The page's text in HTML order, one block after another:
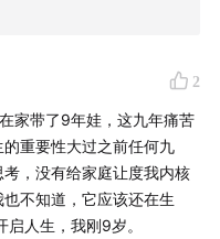
和社会的成熟
生导师，只有自己可
现代是什么样子
意义
上悲剧叙事的常见套路，更
似乎在越来越频繁地回看。
的岁月。
是梦。
不同时空的青年人会把精
需要守住的是人类的情绪。
本“，是对抗当下极端理性
2
家带了9年娃，这九年痛苦
重要性大过之前任何九
，没有给家庭让度我内核
不知道，它应该还在生
人生，我刚9岁。